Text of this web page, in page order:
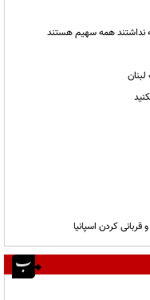
نداشتند همه سهیم هستند
قربانی کردن اسپانیا